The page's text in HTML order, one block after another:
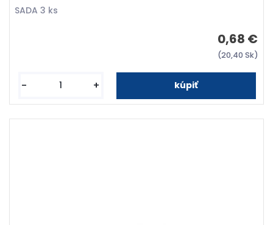
SADA 3 ks
0,68 €
(20,40 Sk)
- +